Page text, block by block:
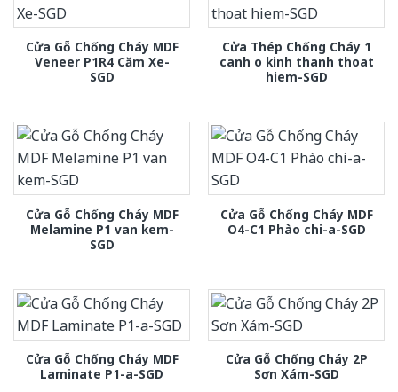
Cửa Gỗ Chống Cháy MDF
Veneer P1R4 Căm Xe-
SGD
Cửa Thép Chống Cháy 1
canh o kinh thanh thoat
hiem-SGD
Cửa Gỗ Chống Cháy MDF
Melamine P1 van kem-
SGD
Cửa Gỗ Chống Cháy MDF
O4-C1 Phào chi-a-SGD
Cửa Gỗ Chống Cháy MDF
Laminate P1-a-SGD
Cửa Gỗ Chống Cháy 2P
Sơn Xám-SGD